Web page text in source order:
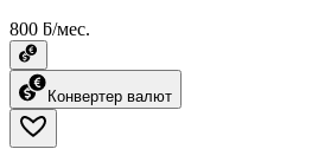
800 ƃ/мес.
Конвертер валют